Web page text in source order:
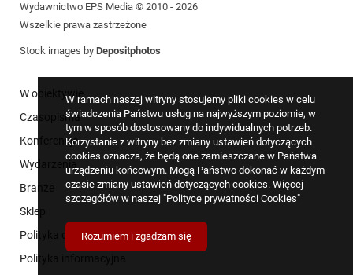
W ramach naszej witryny stosujemy pliki cookies w celu
świadczenia Państwu usług na najwyższym poziomie, w
tym w sposób dostosowany do indywidualnych potrzeb.
Korzystanie z witryny bez zmiany ustawień dotyczących
cookies oznacza, że będą one zamieszczane w Państwa
urządzeniu końcowym. Mogą Państwo dokonać w każdym
czasie zmiany ustawień dotyczących cookies. Więcej
szczegółów w naszej "Polityce prywatności Cookies"
Rozumiem i zgadzam się
Wydawnictwo EPS Media © 2010 - 2026
Wszelkie prawa zastrzeżone
Stock images by Depositphotos
W obiektywie
Czasopisma
Konferencje
Wydarzenia
Branże
Sklep
Polityka cookies
Polityka informacyjna